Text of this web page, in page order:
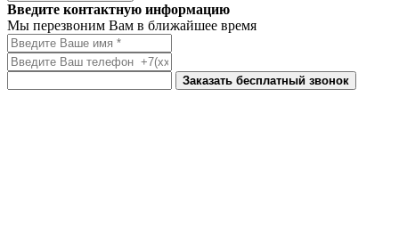
Введите контактную информацию
Мы перезвоним Вам в ближайшее время
Заказать бесплатный звонок